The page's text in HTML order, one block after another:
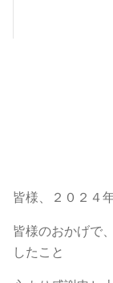
皆様、２０２４
皆様のおかげで
したこと